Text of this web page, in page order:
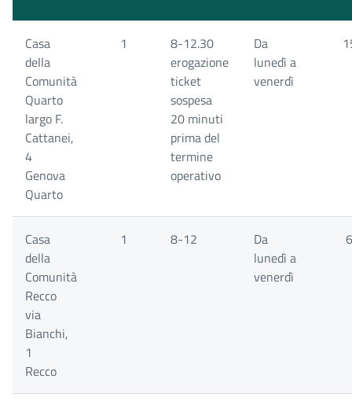
Casa
della
Comunità
Quarto
largo F.
Cattanei,
4
Genova
Quarto
1
8-12.30
erogazione
ticket
sospesa
20 minuti
prima del
termine
operativo
Da
lunedì a
venerdì
Casa
della
Comunità
Recco
via
Bianchi,
1
Recco
1 8-12
Da
lunedì a
venerdì
6